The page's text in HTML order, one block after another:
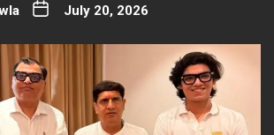
July 20, 2026